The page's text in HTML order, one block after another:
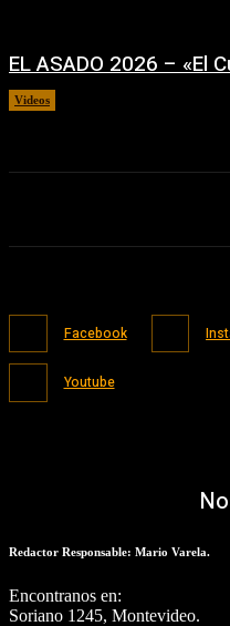
EL ASADO 2026 – «El
Videos
Facebook
Youtube
Redactor Responsable: Mario Varela.
Encontranos en:
Soriano 1245, Montevideo.